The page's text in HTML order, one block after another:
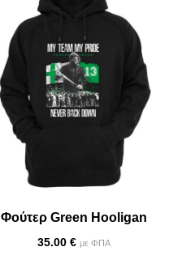
Φούτερ Green Hooligan
35.00 € με ΦΠΑ